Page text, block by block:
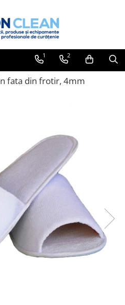
1 2
fata din frotir, 4mm